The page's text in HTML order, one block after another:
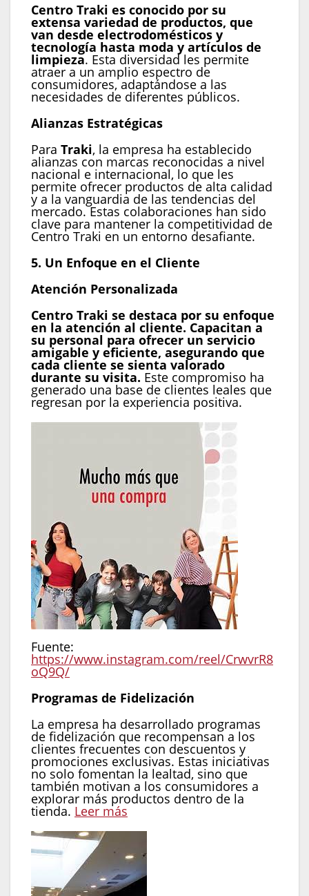
Centro Traki es conocido por su
extensa variedad de productos, que
van desde electrodomésticos y
tecnología hasta moda y artículos de
limpieza. Esta diversidad les permite
atraer a un amplio espectro de
consumidores, adaptándose a las
necesidades de diferentes públicos.
Alianzas Estratégicas
Para Traki, la empresa ha establecido
alianzas con marcas reconocidas a nivel
nacional e internacional, lo que les
permite ofrecer productos de alta calidad
y a la vanguardia de las tendencias del
mercado. Estas colaboraciones han sido
clave para mantener la competitividad de
Centro Traki en un entorno desafiante.
5. Un Enfoque en el Cliente
Atención Personalizada
Centro Traki se destaca por su enfoque
en la atención al cliente. Capacitan a
su personal para ofrecer un servicio
amigable y eficiente, asegurando que
cada cliente se sienta valorado
durante su visita. Este compromiso ha
generado una base de clientes leales que
regresan por la experiencia positiva.
Fuente:
https://www.instagram.com/reel/CrwvrR8
oQ9Q/
Programas de Fidelización
La empresa ha desarrollado programas
de fidelización que recompensan a los
clientes frecuentes con descuentos y
promociones exclusivas. Estas iniciativas
no solo fomentan la lealtad, sino que
también motivan a los consumidores a
explorar más productos dentro de la
tienda. Leer más